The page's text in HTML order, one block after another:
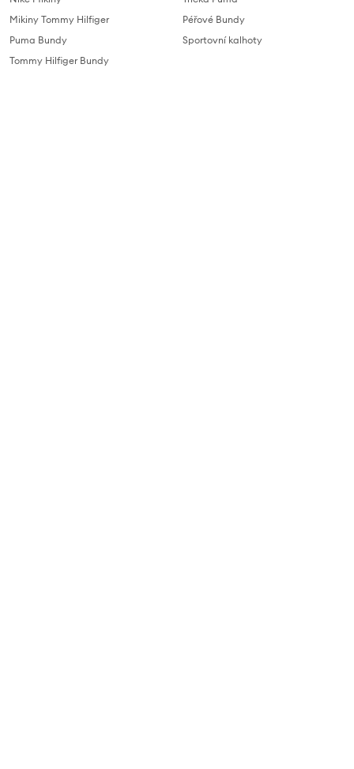
Mikiny Tommy Hilfiger
Puma Bundy
Tommy Hilfiger Bundy
Péřové Bundy
Sportovní kalhoty